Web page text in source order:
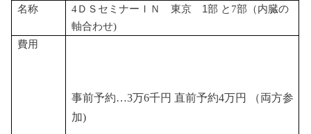
名称 4ＤＳセミナーＩＮ 東京 1部 と 7部（内臓の
軸合わせ)
費用
事前予約…3万6千円 直前予約4万円
（両方参
加)